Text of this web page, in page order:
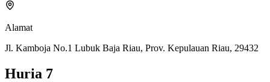
Alamat
Jl. Kamboja No.1 Lubuk Baja Riau, Prov. Kepulauan Riau, 29432
Huria 7